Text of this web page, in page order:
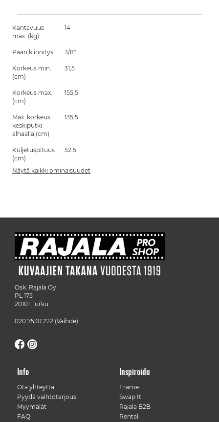
Kantavuus
max. (kg)
14
Pään kiinnitys 3/8"
Korkeus min.
(cm)
31,5
Korkeus max.
(cm)
155,5
Max. korkeus
keskiputki
alhaalla (cm)
135,5
Kuljetuspituus
(cm)
52,5
Näytä kaikki ominaisuudet
Osk. Rajala Oy
PL 175
20101 Turku
020 7530 222 (Vaihde)
Info
Ota yhteyttä
Pyydä vaihtotarjous
Myymälät
FAQ
Inspiroidu
Frame
Swap It
Rajala B2B
Rental